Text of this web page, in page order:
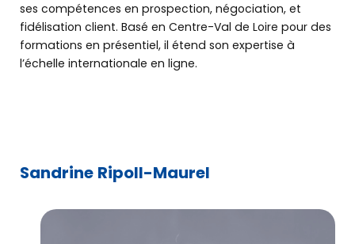
ses compétences en prospection, négociation, et
fidélisation client. Basé en Centre-Val de Loire pour des
formations en présentiel, il étend son expertise à
l’échelle internationale en ligne.
Sandrine Ripoll-Maurel